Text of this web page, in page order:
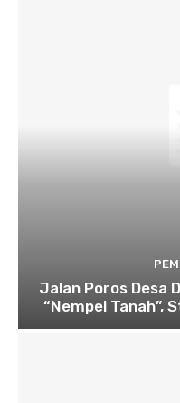
Jalan Poros Desa
“Nempel Tanah”,